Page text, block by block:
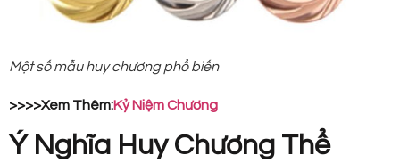
Một số mẫu huy chương phổ biến
>>>>Xem Thêm:Kỷ Niệm Chương
Ý Nghĩa Huy Chương Thể